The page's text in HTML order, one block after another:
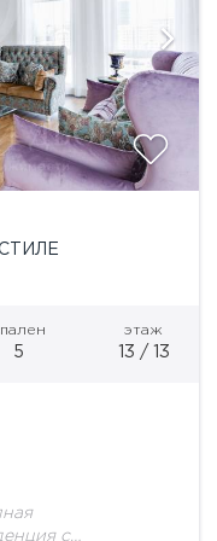
5
этаж
13 / 13
с